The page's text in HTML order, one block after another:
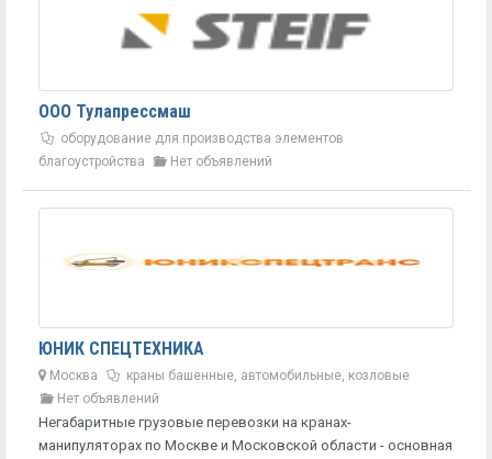
ООО Тулапрессмаш
оборудование для производства элементов
благоустройства
Нет объявлений
ЮНИК СПЕЦТЕХНИКА
Москва
краны башенные, автомобильные, козловые
Нет объявлений
Негабаритные грузовые перевозки на кранах-
манипуляторах по Москве и Московской области - основная